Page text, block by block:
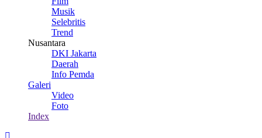
Musik
Selebritis
Trend
Nusantara
DKI Jakarta
Daerah
Info Pemda
Galeri
Video
Foto
Index